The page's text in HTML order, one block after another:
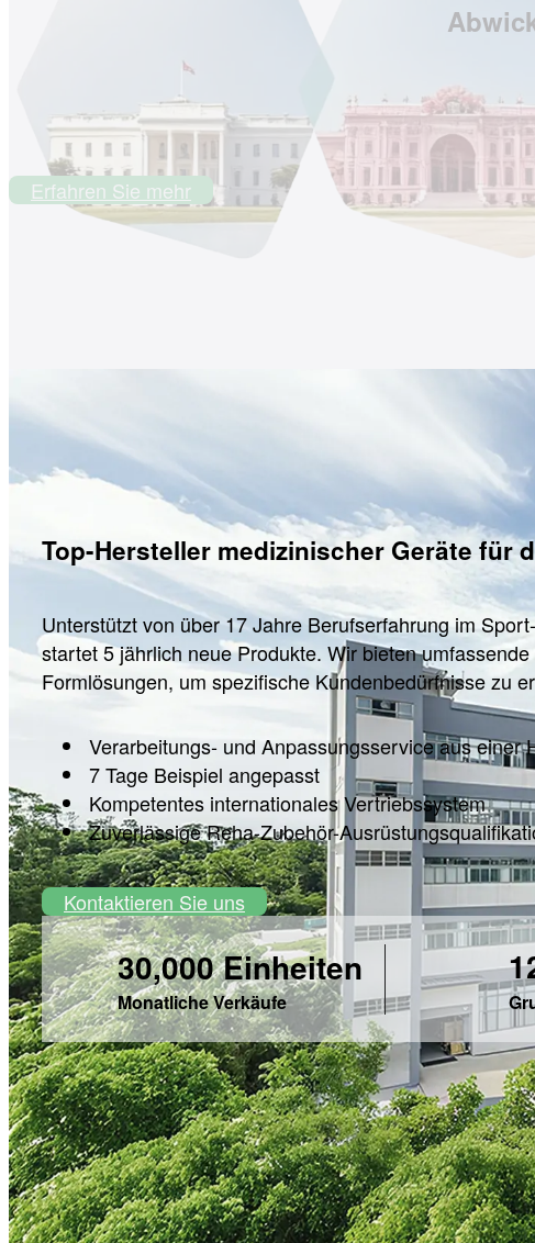
Erfahren Sie mehr
Top-Hersteller medizinischer Geräte für
Unterstützt von über 17 Jahre Berufserfahrung im
startet 5 jährlich neue Produkte. Wir bieten
Formlösungen, um spezifische Kundenbedürfnisse zu
Verarbeitungs- und Anpassungsservice aus einer
7 Tage Beispiel angepasst
Kompetentes internationales Vertriebssystem
Zuverlässige Reha-Zubehör-
Kontaktieren Sie uns
30,000 Einheiten
Monatliche Verkäufe